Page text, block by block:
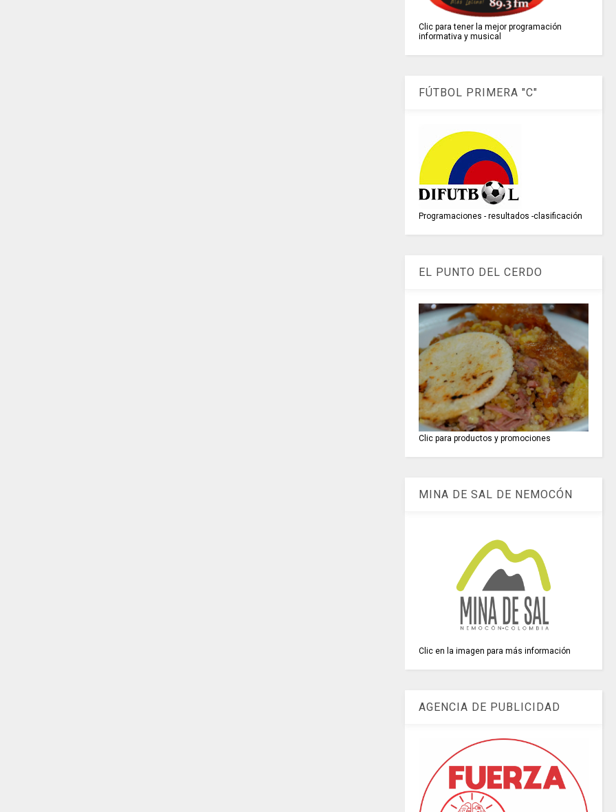
Clic para tener la mejor programación
informativa y musical
FÚTBOL PRIMERA "C"
Programaciones - resultados -clasificación
EL PUNTO DEL CERDO
Clic para productos y promociones
MINA DE SAL DE NEMOCÓN
Clic en la imagen para más información
AGENCIA DE PUBLICIDAD